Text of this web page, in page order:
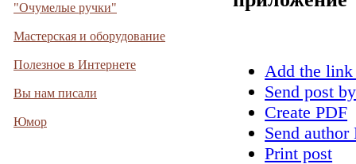
"Очумелые ручки"
Мастерская и оборудование
Полезное в Интернете
Вы нам писали
Юмор
Add the
Send post
Create PDF
Send
Print post